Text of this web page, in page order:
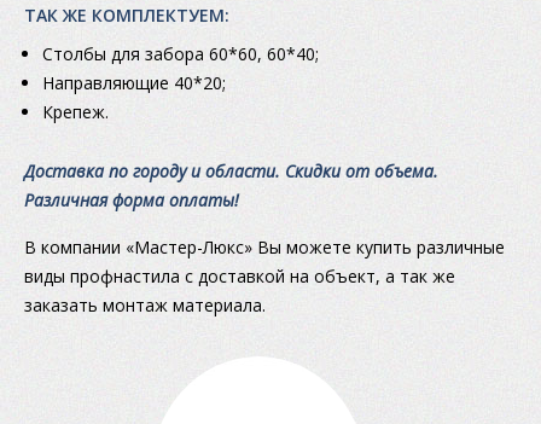
ТАК ЖЕ КОМПЛЕКТУЕМ:
Столбы для забора 60*60, 60*40;
Направляющие 40*20;
Крепеж.
Доставка по городу и области. Скидки от объема.
Различная форма оплаты!
В компании «Мастер-Люкс» Вы можете купить различные
виды профнастила с доставкой на объект, а так же
заказать монтаж материала.